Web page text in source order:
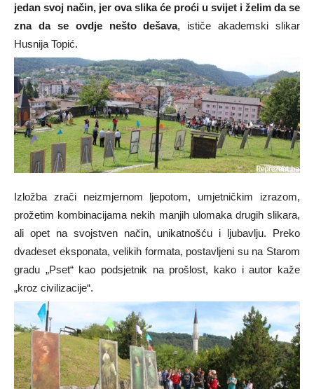
jedan svoj način, jer ova slika će proći u svijet i želim da se
zna da se ovdje nešto dešava, ističe akademski slikar
Husnija Topić.
Izložba zrači neizmjernom ljepotom, umjetničkim izrazom,
prožetim kombinacijama nekih manjih ulomaka drugih slikara,
ali opet na svojstven način, unikatnošću i ljubavlju. Preko
dvadeset eksponata, velikih formata, postavljeni su na Starom
gradu „Pset“ kao podsjetnik na prošlost, kako i autor kaže
„kroz civilizacije“.